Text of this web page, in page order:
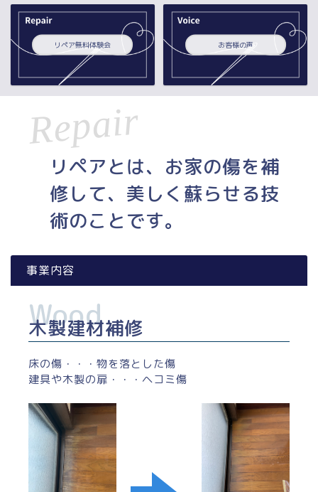
リペア無料体験会 お客様の声
リペアとは、お家の傷を補
修して、美しく蘇らせる技
術のことです。
事業内容
木製建材補修
床の傷・・・物を落とした傷
建具や木製の扉・・・ヘコミ傷